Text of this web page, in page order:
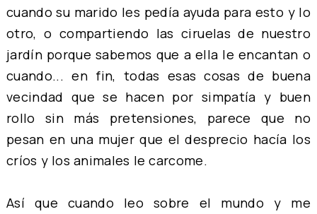
cuando su marido les pedía ayuda para esto y lo
otro, o compartiendo las ciruelas de nuestro
jardín porque sabemos que a ella le encantan o
cuando... en fin, todas esas cosas de buena
vecindad que se hacen por simpatía y buen
rollo sin más pretensiones, parece que no
pesan en una mujer que el desprecio hacía los
críos y los animales le carcome.
Así que cuando leo sobre el mundo y me